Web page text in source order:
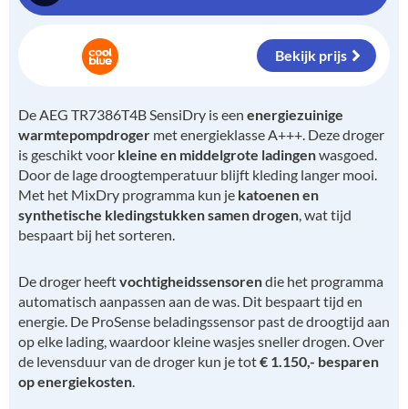
Bekijk prijs
De AEG TR7386T4B SensiDry is een energiezuinige
warmtepompdroger met energieklasse A+++. Deze droger
is geschikt voor kleine en middelgrote ladingenwasgoed.
Door de lage droogtemperatuur blijft kleding langer mooi.
Met het MixDry programma kun je katoenen en
synthetische kledingstukken samen drogen, wat tijd
bespaart bij het sorteren.
De droger heeftvochtigheidssensorendie het programma
automatisch aanpassen aan de was. Dit bespaart tijd en
energie. De ProSense beladingssensor past de droogtijd aan
op elke lading, waardoor kleine wasjes sneller drogen. Over
de levensduur van de droger kun je tot€ 1.150,- besparen
op energiekosten.